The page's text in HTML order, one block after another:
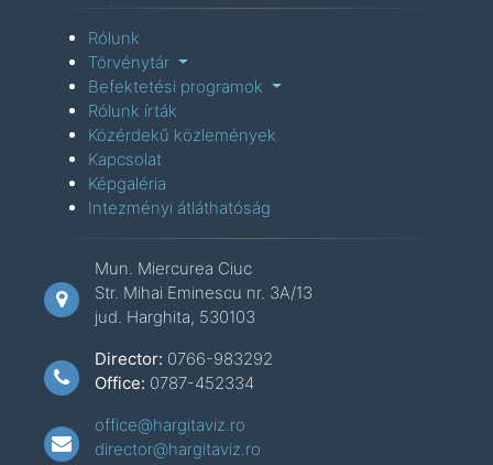
Rólunk
Törvénytár
Befektetési programok
Rólunk írták
Közérdekű közlemények
Kapcsolat
Képgaléria
Intezményi átláthatóság
Mun. Miercurea Ciuc
Str. Mihai Eminescu nr. 3A/13
jud. Harghita, 530103
Director: 0766-983292
Office: 0787-452334
office@hargitaviz.ro
director@hargitaviz.ro